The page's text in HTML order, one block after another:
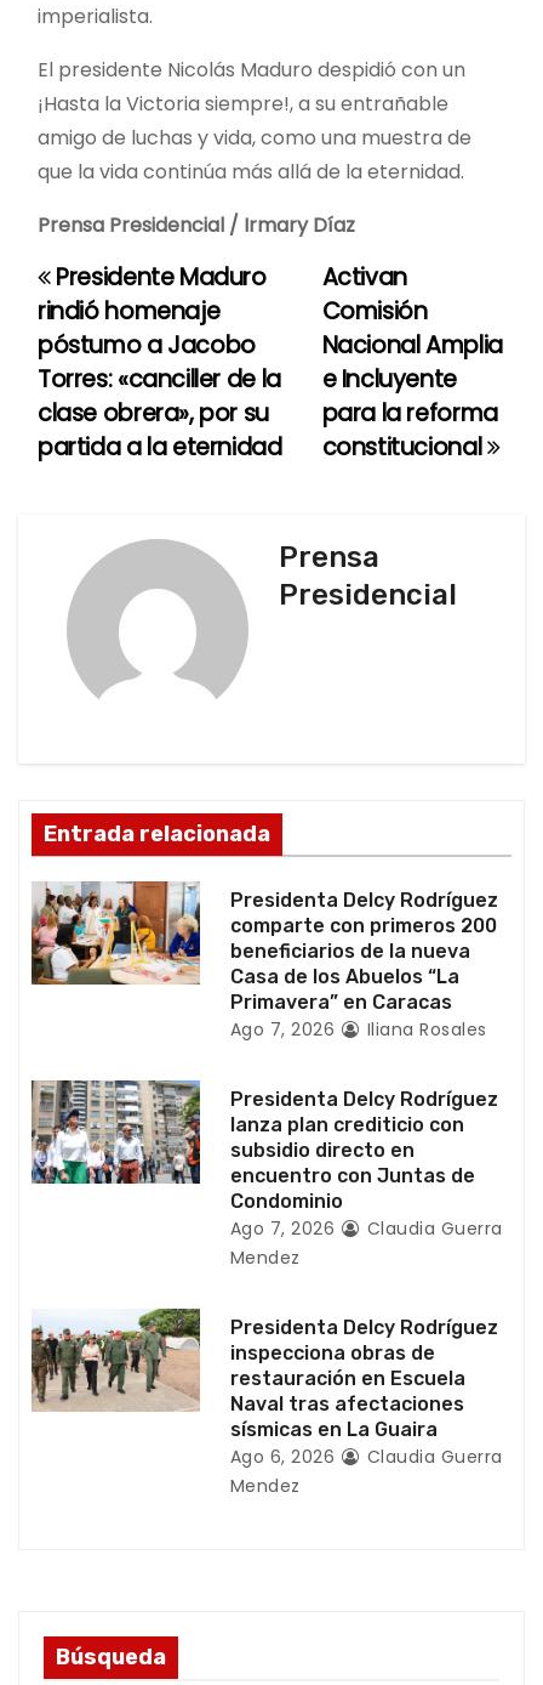
imperialista.
El presidente Nicolás Maduro despidió con un
¡Hasta la Victoria siempre!, a su entrañable
amigo de luchas y vida, como una muestra de
que la vida continúa más allá de la eternidad.
Prensa Presidencial / Irmary Díaz
N
a
v
e
e
e
n
t
a
d
Activan
Comisión
Nacional Amplia
e Incluyente
para la reforma
constitucional
Presidente Maduro
rindió homenaje
póstumo a Jacobo
Torres: «canciller de la
clase obrera», por su
partida a la eternidad
Prensa
Presidencial
Entrada relacionada
Presidenta Delcy Rodríguez
comparte con primeros 200
beneficiarios de la nueva
Casa de los Abuelos “La
Primavera” en Caracas
Ago 7, 2026 Iliana Rosales
Presidenta Delcy Rodríguez
lanza plan crediticio con
subsidio directo en
encuentro con Juntas de
Condominio
Ago 7, 2026
Claudia Guerra
Mendez
Presidenta Delcy Rodríguez
inspecciona obras de
restauración en Escuela
Naval tras afectaciones
sísmicas en La Guaira
Ago 6, 2026
Claudia Guerra
Mendez
Búsqueda